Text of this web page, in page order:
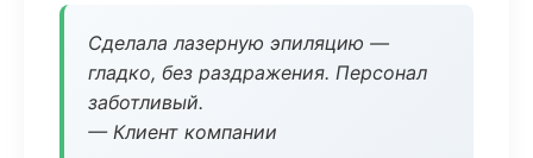
Сделала лазерную эпиляцию —
гладко, без раздражения. Персонал
заботливый.
— Клиент компании